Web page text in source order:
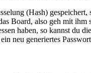
(Hash)
Board, also geh mit
haben, so kannst du
neu generiertes